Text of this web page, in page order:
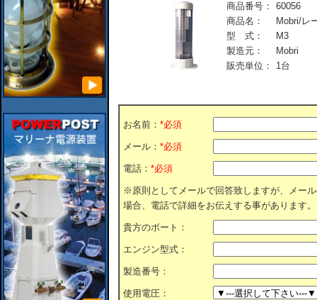
商品番号：
60056
商品名：
Mobri/レ
型 式：
M3
製造元：
Mobri
販売単位：
1台
お名前： *必須
メール： *必須
電話： *必須
※原則としてメールで回答致しますが、メー
場合、電話で詳細をお伝えする事があります。
貴方のボート：
エンジン型式：
製造番号：
使用電圧：